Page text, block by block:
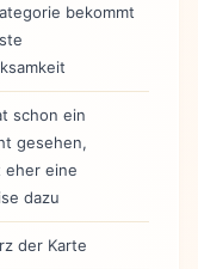
bekommt
schon ein
gesehen,
eher eine
dazu
der Karte